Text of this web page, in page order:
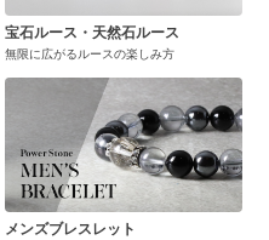
宝石ルース・天然石ルース
無限に広がるルースの楽しみ方
メンズブレスレット